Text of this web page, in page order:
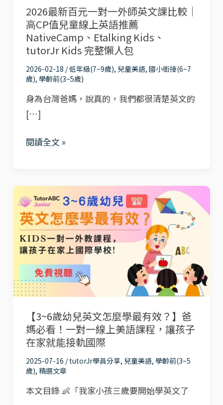
2026最新百元一對一外師英文課比較｜
高CP值兒童線上英語推薦
NativeCamp、Etalking Kids、
tutorJr Kids 完整懶人包
2026-02-18 /低年級(7~9歲), 兒童美語, 國小銜接(6~7
歲), 學齡前(3~5歲)
身為台灣爸媽，說真的，我們都很清楚英文的
[…]
外
師
英
文
課
較
｜
高
童
線
上
英
薦
Etalking
Kids、
Kids
整
閱讀全文 »
【3~6歲幼兒英文怎麼學最有效？】爸
媽必看！一對一線上美語課程，讓孩子
在家就能接軌國際
2025-07-16 /tutorJr學員分享, 兒童美語, 學齡前(3~5
歲), 精選文章
本文目錄 👶「我家小孩三歲要開始學英文了
【3~6
歲
幼
兒
英
怎
學
最
有
效？】
爸
媽